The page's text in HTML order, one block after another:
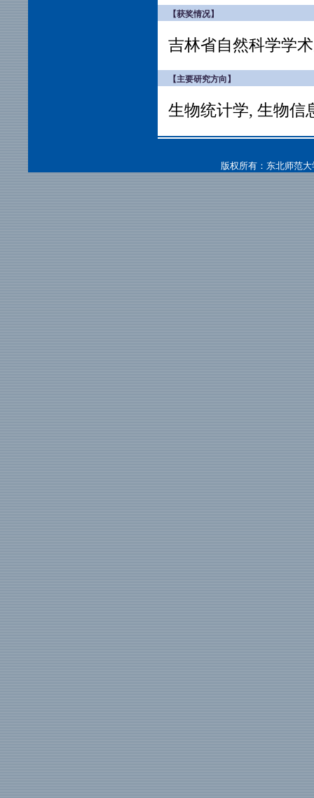
【获奖情况】
吉林省自然科学学
【主要研究方向】
生物统计学, 生物信
版权所有：东北师范